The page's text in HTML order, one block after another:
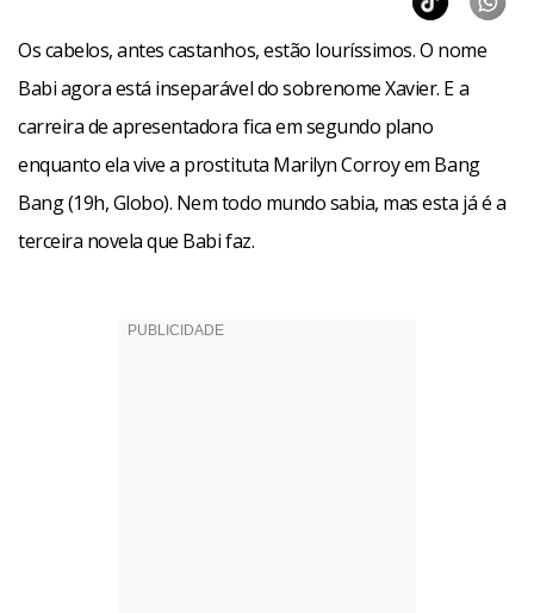
Os cabelos, antes castanhos, estão louríssimos. O nome
Babi agora está inseparável do sobrenome Xavier. E a
carreira de apresentadora fica em segundo plano
enquanto ela vive a prostituta Marilyn Corroy em Bang
Bang (19h, Globo). Nem todo mundo sabia, mas esta já é a
terceira novela que Babi faz.